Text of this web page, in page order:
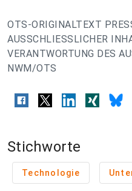
OTS-ORIGINALTEXT
AUSSCHLIESSLICHER
VERANTWORTUNG DES
NWM/OTS
Stichworte
Technologie